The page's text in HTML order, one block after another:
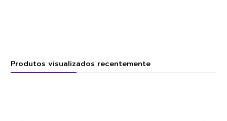
Produtos visualizados recentemente